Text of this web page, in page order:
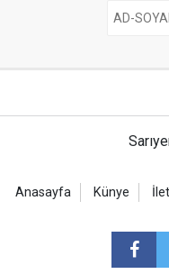
Anasayfa Künye